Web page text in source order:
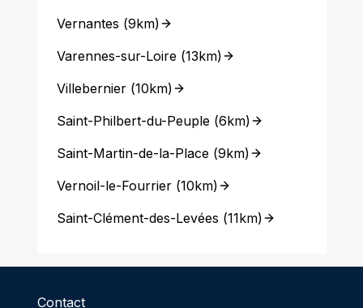
Vernantes (9km)
Varennes-sur-Loire(13km)
Villebernier(10km)
Saint-Philbert-du-Peuple(6km)
Saint-Martin-de-la-Place(9km)
Vernoil-le-Fourrier(10km)
Saint-Clément-des-Levées (11km)
Contact